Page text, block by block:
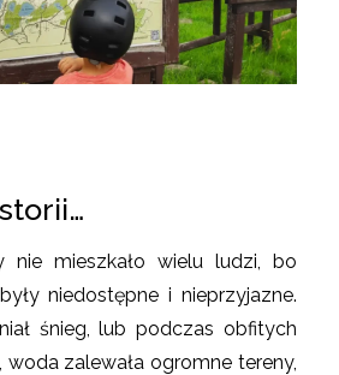
nie mieszkało wielu ludzi, bo
niedostępne i nieprzyjazne.
śnieg, lub podczas obfitych
zalewała ogromne tereny,